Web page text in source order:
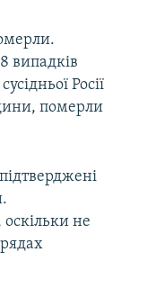
випадків
Росії
померли
не